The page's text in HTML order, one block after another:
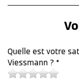
Quelle est votre
Viessmann ? *